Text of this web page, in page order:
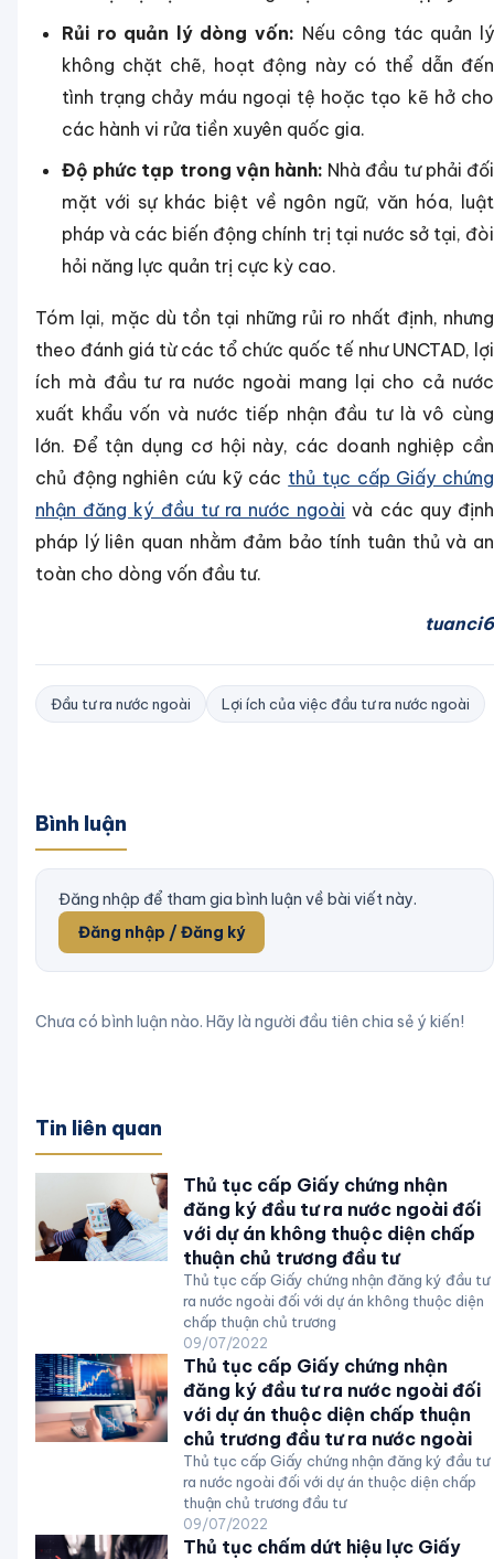
Rủi ro quản lý dòng vốn: Nếu công tác quản lý
không chặt chẽ, hoạt động này có thể dẫn đến
tình trạng chảy máu ngoại tệ hoặc tạo kẽ hở cho
các hành vi rửa tiền xuyên quốc gia.
Độ phức tạp trong vận hành: Nhà đầu tư phải đối
mặt với sự khác biệt về ngôn ngữ, văn hóa, luật
pháp và các biến động chính trị tại nước sở tại, đòi
hỏi năng lực quản trị cực kỳ cao.
Tóm lại, mặc dù tồn tại những rủi ro nhất định, nhưng
theo đánh giá từ các tổ chức quốc tế như UNCTAD, lợi
ích mà đầu tư ra nước ngoài mang lại cho cả nước
xuất khẩu vốn và nước tiếp nhận đầu tư là vô cùng
lớn. Để tận dụng cơ hội này, các doanh nghiệp cần
chủ động nghiên cứu kỹ các thủ tục cấp Giấy chứng
nhận đăng ký đầu tư ra nước ngoài và các quy định
pháp lý liên quan nhằm đảm bảo tính tuân thủ và an
toàn cho dòng vốn đầu tư.
tuanci6
Đầu tư ra nước ngoài Lợi ích của việc đầu tư ra nước ngoài
Bình luận
Đăng nhập để tham gia bình luận về bài viết này.
Đăng nhập / Đăng ký
Chưa có bình luận nào. Hãy là người đầu tiên chia sẻ ý kiến!
Tin liên quan
Thủ tục cấp Giấy chứng nhận
đăng ký đầu tư ra nước ngoài đối
với dự án không thuộc diện chấp
thuận chủ trương đầu tư
Thủ tục cấp Giấy chứng nhận đăng ký đầu tư
ra nước ngoài đối với dự án không thuộc diện
chấp thuận chủ trương
09/07/2022
Thủ tục cấp Giấy chứng nhận
đăng ký đầu tư ra nước ngoài đối
với dự án thuộc diện chấp thuận
chủ trương đầu tư ra nước ngoài
Thủ tục cấp Giấy chứng nhận đăng ký đầu tư
ra nước ngoài đối với dự án thuộc diện chấp
thuận chủ trương đầu tư
09/07/2022
Thủ tục chấm dứt hiệu lực Giấy